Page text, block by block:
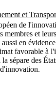
et
de
membres et
en
favorable à
sépare des